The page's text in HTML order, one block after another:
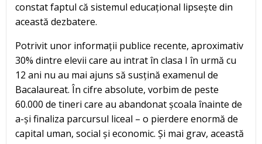
constat faptul că sistemul educațional lipsește din
această dezbatere.
Potrivit unor informații publice recente, aproximativ
30% dintre elevii care au intrat în clasa I în urmă cu
12 ani nu au mai ajuns să susțină examenul de
Bacalaureat. În cifre absolute, vorbim de peste
60.000 de tineri care au abandonat școala înainte de
a-și finaliza parcursul liceal – o pierdere enormă de
capital uman, social și economic. Și mai grav, această